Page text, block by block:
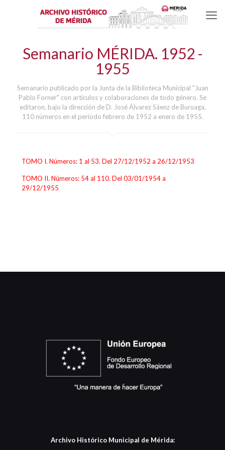
Semanario MÉRIDA. 1952 -
1955
Semanario publicado por la Junta de la Biblioteca Municipal "Juan
Pablo Forner" con artículos y colaboraciones de todo género. Se
editaron, bajo la dirección de D. José Álvarez Sáenz de Buruaga,
110 números en el período febrero de 1952 a enero de 1955.
TOMO I. Números: 1 al 53. Del 27/12/1952 a 26/12/1953
TOMO II. Números: 54 al 110. Del 03/01/1954 a
29/12/1955
Archivo Histórico Municipal de Mérida: